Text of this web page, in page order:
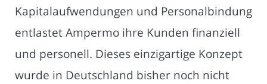
Kapitalaufwendungen und Personalbindung
entlastet Ampermo ihre Kunden finanziell
und personell. Dieses einzigartige Konzept
wurde in Deutschland bisher noch nicht